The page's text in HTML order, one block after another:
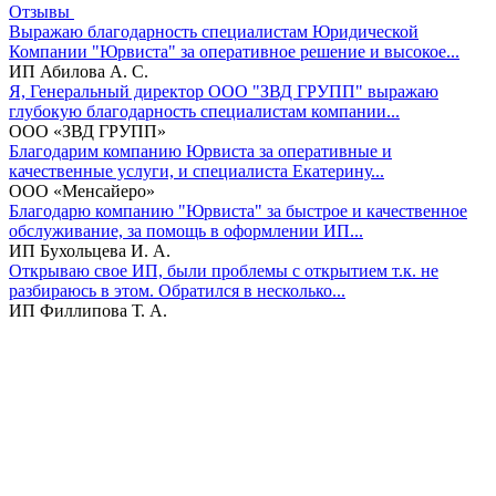
Отзывы
Выражаю благодарность специалистам Юридической
Компании "Юрвиста" за оперативное решение и высокое...
ИП Абилова А. С.
Я, Генеральный директор ООО "ЗВД ГРУПП" выражаю
глубокую благодарность специалистам компании...
ООО «ЗВД ГРУПП»
Благодарим компанию Юрвиста за оперативные и
качественные услуги, и специалиста Екатерину...
ООО «Менсайеро»
Благодарю компанию "Юрвиста" за быстрое и качественное
обслуживание, за помощь в оформлении ИП...
ИП Бухольцева И. А.
Открываю свое ИП, были проблемы с открытием т.к. не
разбираюсь в этом. Обратился в несколько...
ИП Филлипова Т. А.